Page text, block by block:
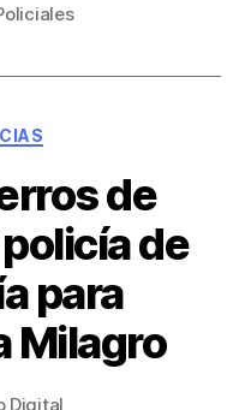
de
de
para
Milagro
Digital